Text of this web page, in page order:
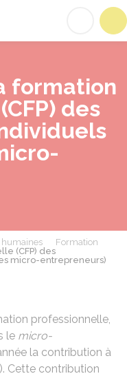
formation
des
humaines
Formation
(CFP) des
micro-entrepreneurs)
professionnelle,
le micro-
la contribution à
Cette contribution